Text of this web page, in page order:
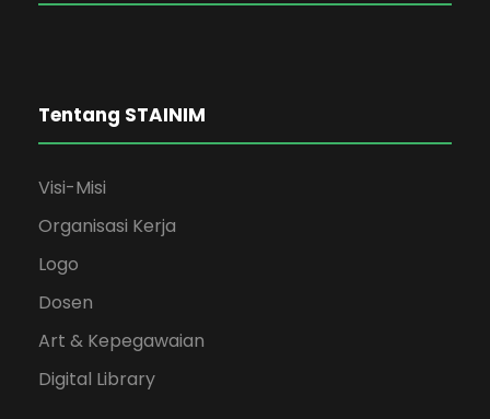
Tentang STAINIM
Visi-Misi
Organisasi Kerja
Logo
Dosen
Art & Kepegawaian
Digital Library